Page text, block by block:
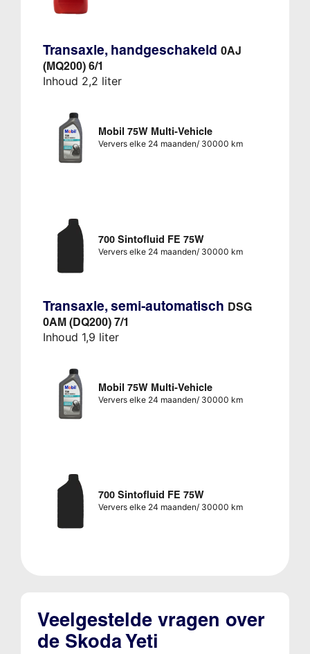
Transaxle, handgeschakeld 0AJ
(MQ200) 6/1
Inhoud 2,2 liter
Mobil 75W Multi-Vehicle
Ververs elke 24 maanden/ 30000 km
700 Sintofluid FE 75W
Ververs elke 24 maanden/ 30000 km
Transaxle, semi-automatisch DSG
0AM (DQ200) 7/1
Inhoud 1,9 liter
Mobil 75W Multi-Vehicle
Ververs elke 24 maanden/ 30000 km
700 Sintofluid FE 75W
Ververs elke 24 maanden/ 30000 km
Veelgestelde vragen over
de Skoda Yeti